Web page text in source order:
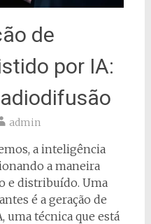
de
por IA:
admin
a inteligência
a maneira
e distribuído. Uma
é a geração de
uma técnica que está